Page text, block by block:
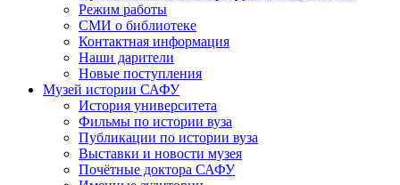
Режим работы
СМИ о библиотеке
Контактная информация
Наши дарители
Новые поступления
Музей истории САФУ
История университета
Фильмы по истории вуза
Публикации по истории вуза
Выставки и новости музея
Почётные доктора САФУ